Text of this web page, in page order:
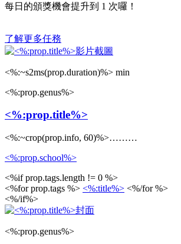
每日的頒獎機會提升到 1 次囉！
了解更多任務
<%:~s2ms(prop.duration)%> min
<%:prop.genus%>
<%:prop.title%>
<%:~crop(prop.info, 60)%>………
<%:prop.school%>
<%if prop.tags.length != 0 %>
<%for prop.tags %> <%:title%> <%/for %>
<%/if%>
<%:prop.genus%>